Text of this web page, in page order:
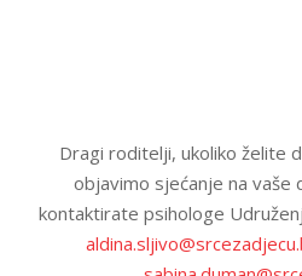
Dragi roditelji, ukoliko želite
objavimo sjećanje na vaše
kontaktirate psihologe